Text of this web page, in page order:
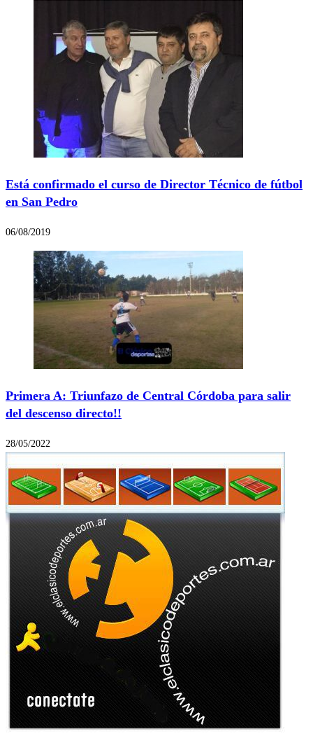
Está confirmado el curso de Director Técnico de fútbol
en San Pedro
06/08/2019
Primera A: Triunfazo de Central Córdoba para salir
del descenso directo!!
28/05/2022